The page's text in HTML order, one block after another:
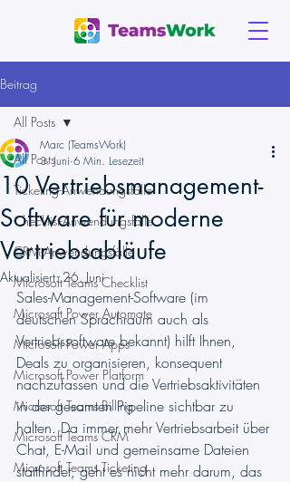
Beitrag
All Posts
Ticketing-Anwendungsfälle
Checklist-Anwendungsfälle
CRM-Anwendungsfälle
Microsoft Teams Checklist
Microsoft Power Automate
Microsoft Power Apps
Microsoft Power Platform
Microsoft Teams Billing
Microsoft Teams CRM
Microsoft Teams Ticketing
All Posts
10 Vertriebsmanagement-
Software für moderne
Vertriebsabläufe
Marc (TeamsWork)
3. Juni 6 Min. Lesezeit
Aktualisiert:26. Juni
Sales-Management-Software (im
deutschen Sprachraum auch als
Vertriebssoftware bekannt) hilft Ihnen,
Deals zu organisieren, konsequent
nachzufassen und die Vertriebsaktivitäten
in der gesamten Pipeline sichtbar zu
halten. Da immer mehr Vertriebsarbeit über
Chat, E-Mail und gemeinsame Dateien
stattfindet, geht es nicht mehr darum, das